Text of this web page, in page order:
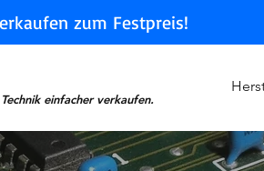
zum Festpreis!
Technik einfacher verkaufen.